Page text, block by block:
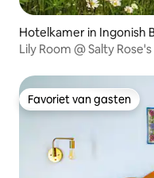
Hotelkamer in Ingonish
Lily Room @ Salty
Favoriet van gasten
Favoriet van gasten